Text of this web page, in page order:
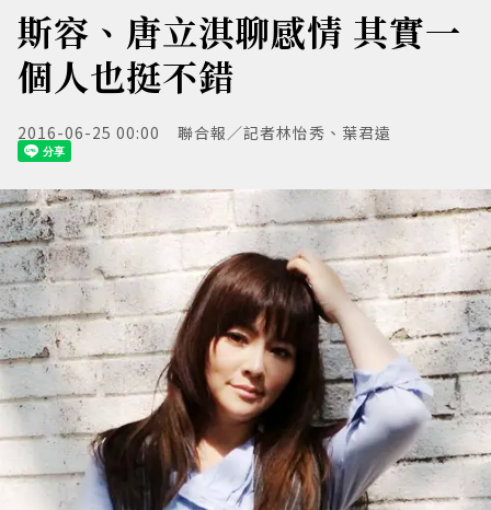
斯容、唐立淇聊感情 其實一
個人也挺不錯
2016-06-25 00:00 聯合報／記者林怡秀、葉君遠